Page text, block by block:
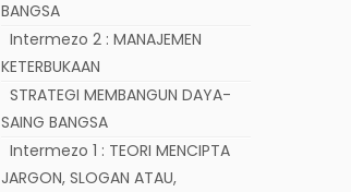
BANGSA
Intermezo 2 : MANAJEMEN
KETERBUKAAN
STRATEGI MEMBANGUN DAYA-
SAING BANGSA
Intermezo 1 : TEORI MENCIPTA
JARGON, SLOGAN ATAU,